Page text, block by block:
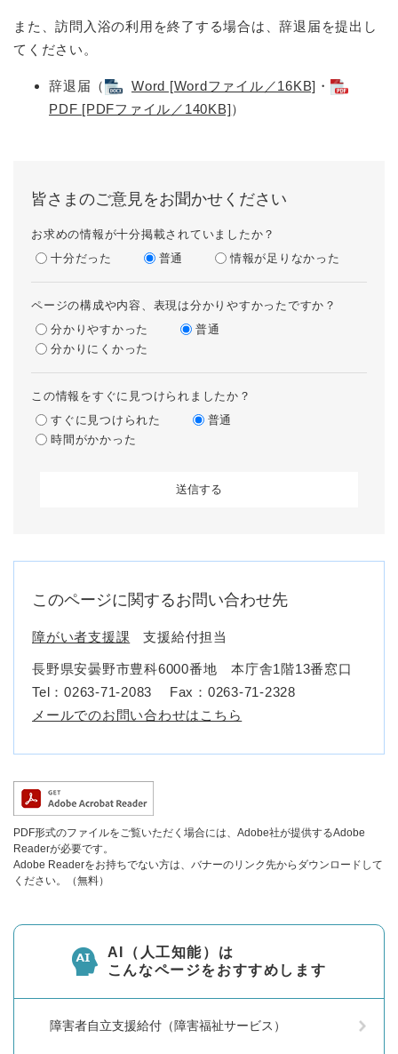
また、訪問入浴の利用を終了する場合は、辞退届を提出し
てください。
辞退届（ Word [Wordファイル／16KB] ・
PDF [PDFファイル／140KB]）
皆さまのご意見をお聞かせください
お求めの情報が十分掲載されていましたか？
十分だった
普通 情報が足りなかった
ページの構成や内容、表現は分かりやすかったですか？
分かりやすかった
普通
分かりにくかった
この情報をすぐに見つけられましたか？
すぐに見つけられた
普通
時間がかかった
このページに関するお問い合わせ先
障がい者支援課 支援給付担当
長野県安曇野市豊科6000番地 本庁舎1階13番窓口
Tel：0263-71-2083
Fax：0263-71-2328
メールでのお問い合わせはこちら
PDF形式のファイルをご覧いただく場合には、Adobe社が提供するAdobe
Readerが必要です。
Adobe Readerをお持ちでない方は、バナーのリンク先からダウンロードして
ください。（無料）
AI（人工知能）は
こんなページをおすすめします
障害者自立支援給付（障害福祉サービス）